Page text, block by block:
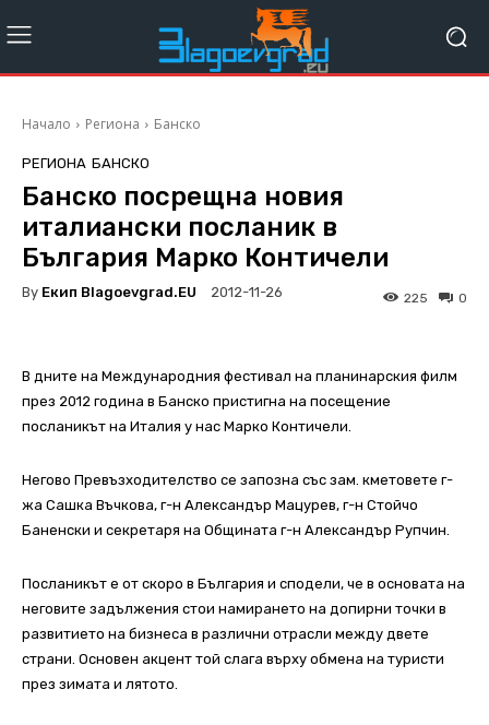
Начало Региона Банско
РЕГИОНА БАНСКО
Банско посрещна новия
италиански посланик в
България Марко Контичели
By Екип Blagoevgrad.EU 2012-11-26 0
225
В дните на Международния фестивал на планинарския филм
през 2012 година в Банско пристигна на посещение
посланикът на Италия у нас Марко Контичели.
Негово Превъзходителство се запозна със зам. кметовете г-
жа Сашка Въчкова, г-н Александър Мацурев, г-н Стойчо
Баненски и секретаря на Общината г-н Александър Рупчин.
Посланикът е от скоро в България и сподели, че в основата на
неговите задължения стои намирането на допирни точки в
развитието на бизнеса в различни отрасли между двете
страни. Основен акцент той слага върху обмена на туристи
през зимата и лятото.